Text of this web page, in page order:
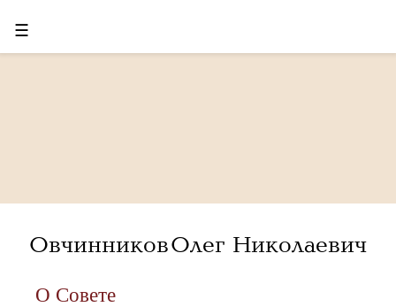
☰
Овчинников Олег Николаевич
О Совете